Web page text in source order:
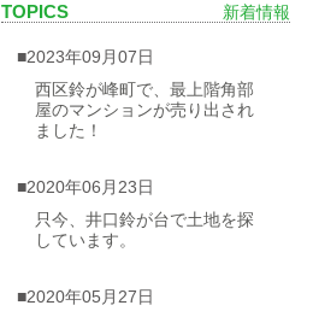
TOPICS 新着情報
■2023年09月07日
西区鈴が峰町で、最上階角部
屋のマンションが売り出され
ました！
■2020年06月23日
只今、井口鈴が台で土地を探
しています。
■2020年05月27日